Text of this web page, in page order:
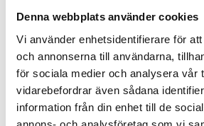
Denna webbplats använder cookies
Vi använder enhetsidentifierare för
och annonserna till användarna,
för sociala medier och analysera vår
vidarebefordrar även sådana
information från din enhet till de
annons- och analysföretag som vi
Mätområde
0 - 10
Teknologi
UV
Tullstatistiknummer
Mätkomponent
NO2